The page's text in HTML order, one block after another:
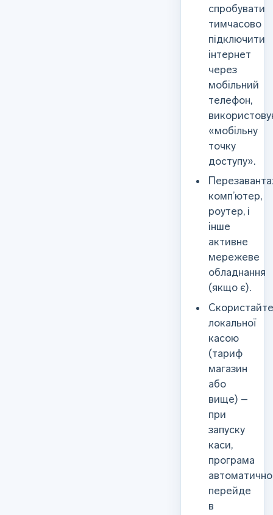
спробувати
тимчасово
підключити
інтернет
через
мобільний
телефон,
«мобільну
точку
доступу».
комп’ютер,
роутер, і
інше
активне
мережеве
обладнання
(якщо є).
локальної
касою
(тариф
магазин
або
вище) –
при
запуску
каси,
програма
автоматично
перейде
в